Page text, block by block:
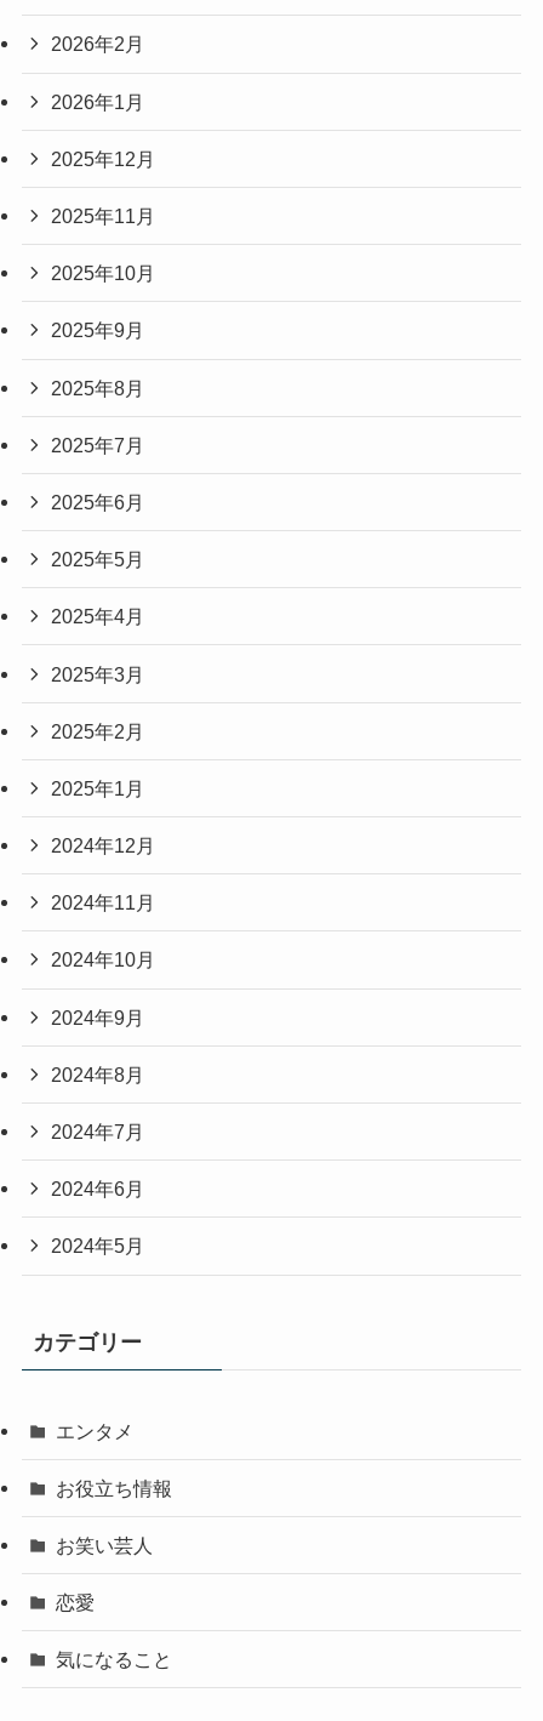
2026年2月
2026年1月
2025年12月
2025年11月
2025年10月
2025年9月
2025年8月
2025年7月
2025年6月
2025年5月
2025年4月
2025年3月
2025年2月
2025年1月
2024年12月
2024年11月
2024年10月
2024年9月
2024年8月
2024年7月
2024年6月
2024年5月
カテゴリー
エンタメ
お役立ち情報
お笑い芸人
恋愛
気になること